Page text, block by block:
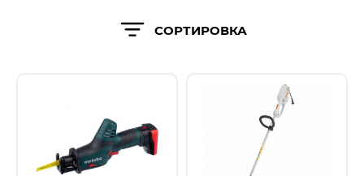
Измерительное оборудование
Компрессорное оборудование
Новогодние товары
СОРТИРОВКА